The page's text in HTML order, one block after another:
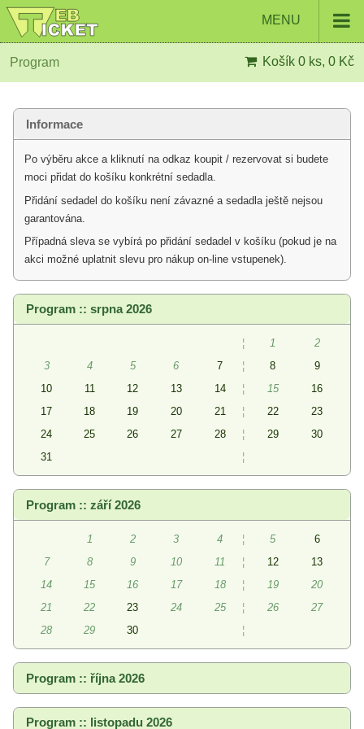
MENU
Program Košík 0 ks, 0 Kč
Informace
Po výběru akce a kliknutí na odkaz koupit / rezervovat si budete
moci přidat do košíku konkrétní sedadla.
Přidání sedadel do košíku není závazné a sedadla ještě nejsou
garantována.
Případná sleva se vybírá po přidání sedadel v košíku (pokud je na
akci možné uplatnit slevu pro nákup on-line vstupenek).
Program :: srpna 2026
¦ 1
2
3
4 5 6 7 ¦ 8
9
10
11 12 13 14 ¦ 15
16
17
18 19 20 21 ¦ 22
23
24
25 26 27 28 ¦ 29
30
31
¦
Program :: září 2026
1 2 3 4 ¦ 5
6
7
8 9 10 11 ¦ 12
13
14
15 16 17 18 ¦ 19
20
21
22 23 24 25 ¦ 26
27
28
29 30 ¦
Program :: října 2026
Program :: listopadu 2026